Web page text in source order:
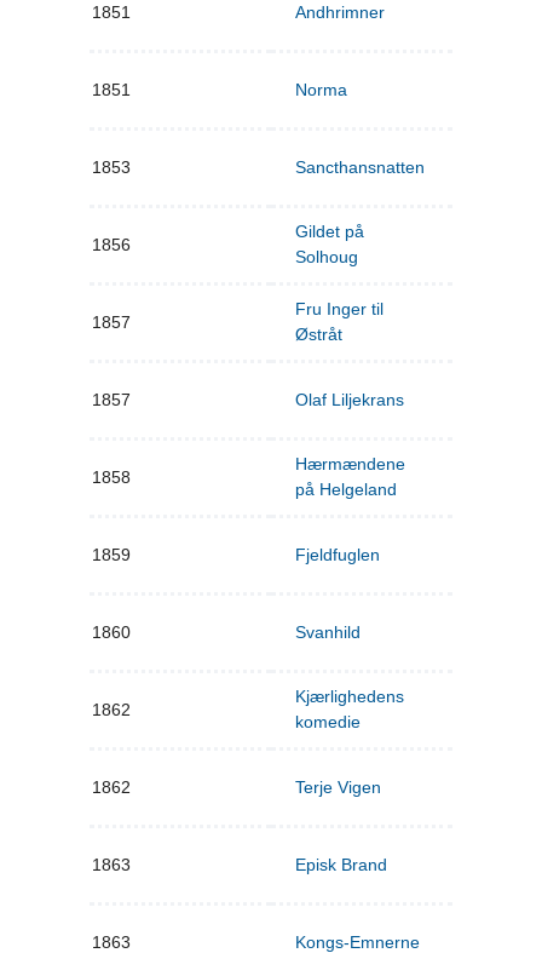
1851 Andhrimner
1851 Norma
1853 Sancthansnatten
1856
Gildet på
Solhoug
1857
Fru Inger til
Østråt
1857 Olaf Liljekrans
1858
Hærmændene
på Helgeland
1859 Fjeldfuglen
1860 Svanhild
1862
Kjærlighedens
komedie
1862 Terje Vigen
1863 Episk Brand
1863 Kongs-Emnerne